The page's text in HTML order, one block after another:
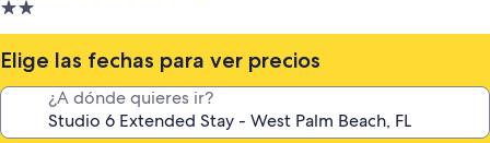
Propiedad
de
2.0
estrellas
Elige las fechas para ver precios
¿A dónde quieres ir?